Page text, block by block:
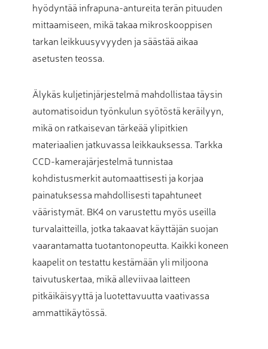
hyödyntää infrapuna-antureita terän pituuden
mittaamiseen, mikä takaa mikroskooppisen
tarkan leikkuusyvyyden ja säästää aikaa
asetusten teossa.
Älykäs kuljetinjärjestelmä mahdollistaa täysin
automatisoidun työnkulun syötöstä keräilyyn,
mikä on ratkaisevan tärkeää ylipitkien
materiaalien jatkuvassa leikkauksessa. Tarkka
CCD-kamerajärjestelmä tunnistaa
kohdistusmerkit automaattisesti ja korjaa
painatuksessa mahdollisesti tapahtuneet
vääristymät. BK4 on varustettu myös useilla
turvalaitteilla, jotka takaavat käyttäjän suojan
vaarantamatta tuotantonopeutta. Kaikki koneen
kaapelit on testattu kestämään yli miljoona
taivutuskertaa, mikä alleviivaa laitteen
pitkäikäisyyttä ja luotettavuutta vaativassa
ammattikäytössä.